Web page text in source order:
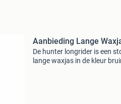
Aanbieding Lange
De hunter longrider is een
lange waxjas in de kleur